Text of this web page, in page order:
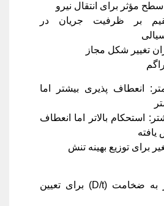
سطح مؤثر برای انتقال نیرو
بر ظرفیت جریان در
تغییر شکل مجاز
انعطاف پذیری بیشتر اما
استحکام بالاتر اما انعطاف
برای توزیع بهینه تنش
نسبت قطر به ضخامت (D/t) برای تعیین